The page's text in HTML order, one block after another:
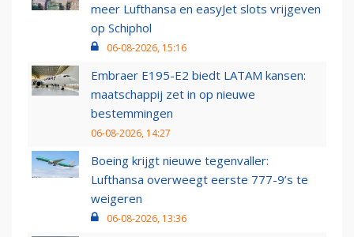
meer Lufthansa en easyJet slots vrijgeven
op Schiphol
06-08-2026, 15:16
Embraer E195-E2 biedt LATAM kansen:
maatschappij zet in op nieuwe
bestemmingen
06-08-2026, 14:27
Boeing krijgt nieuwe tegenvaller:
Lufthansa overweegt eerste 777-9’s te
weigeren
06-08-2026, 13:36